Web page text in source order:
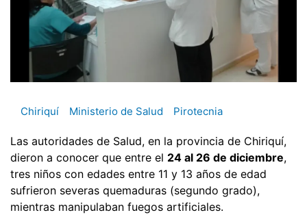
Chiriquí Ministerio de Salud Pirotecnia
Las autoridades de Salud, en la provincia de Chiriquí,
dieron a conocer que entre el 24 al 26 de diciembre,
tres niños con edades entre 11 y 13 años de edad
sufrieron severas quemaduras (segundo grado),
mientras manipulaban fuegos artificiales.